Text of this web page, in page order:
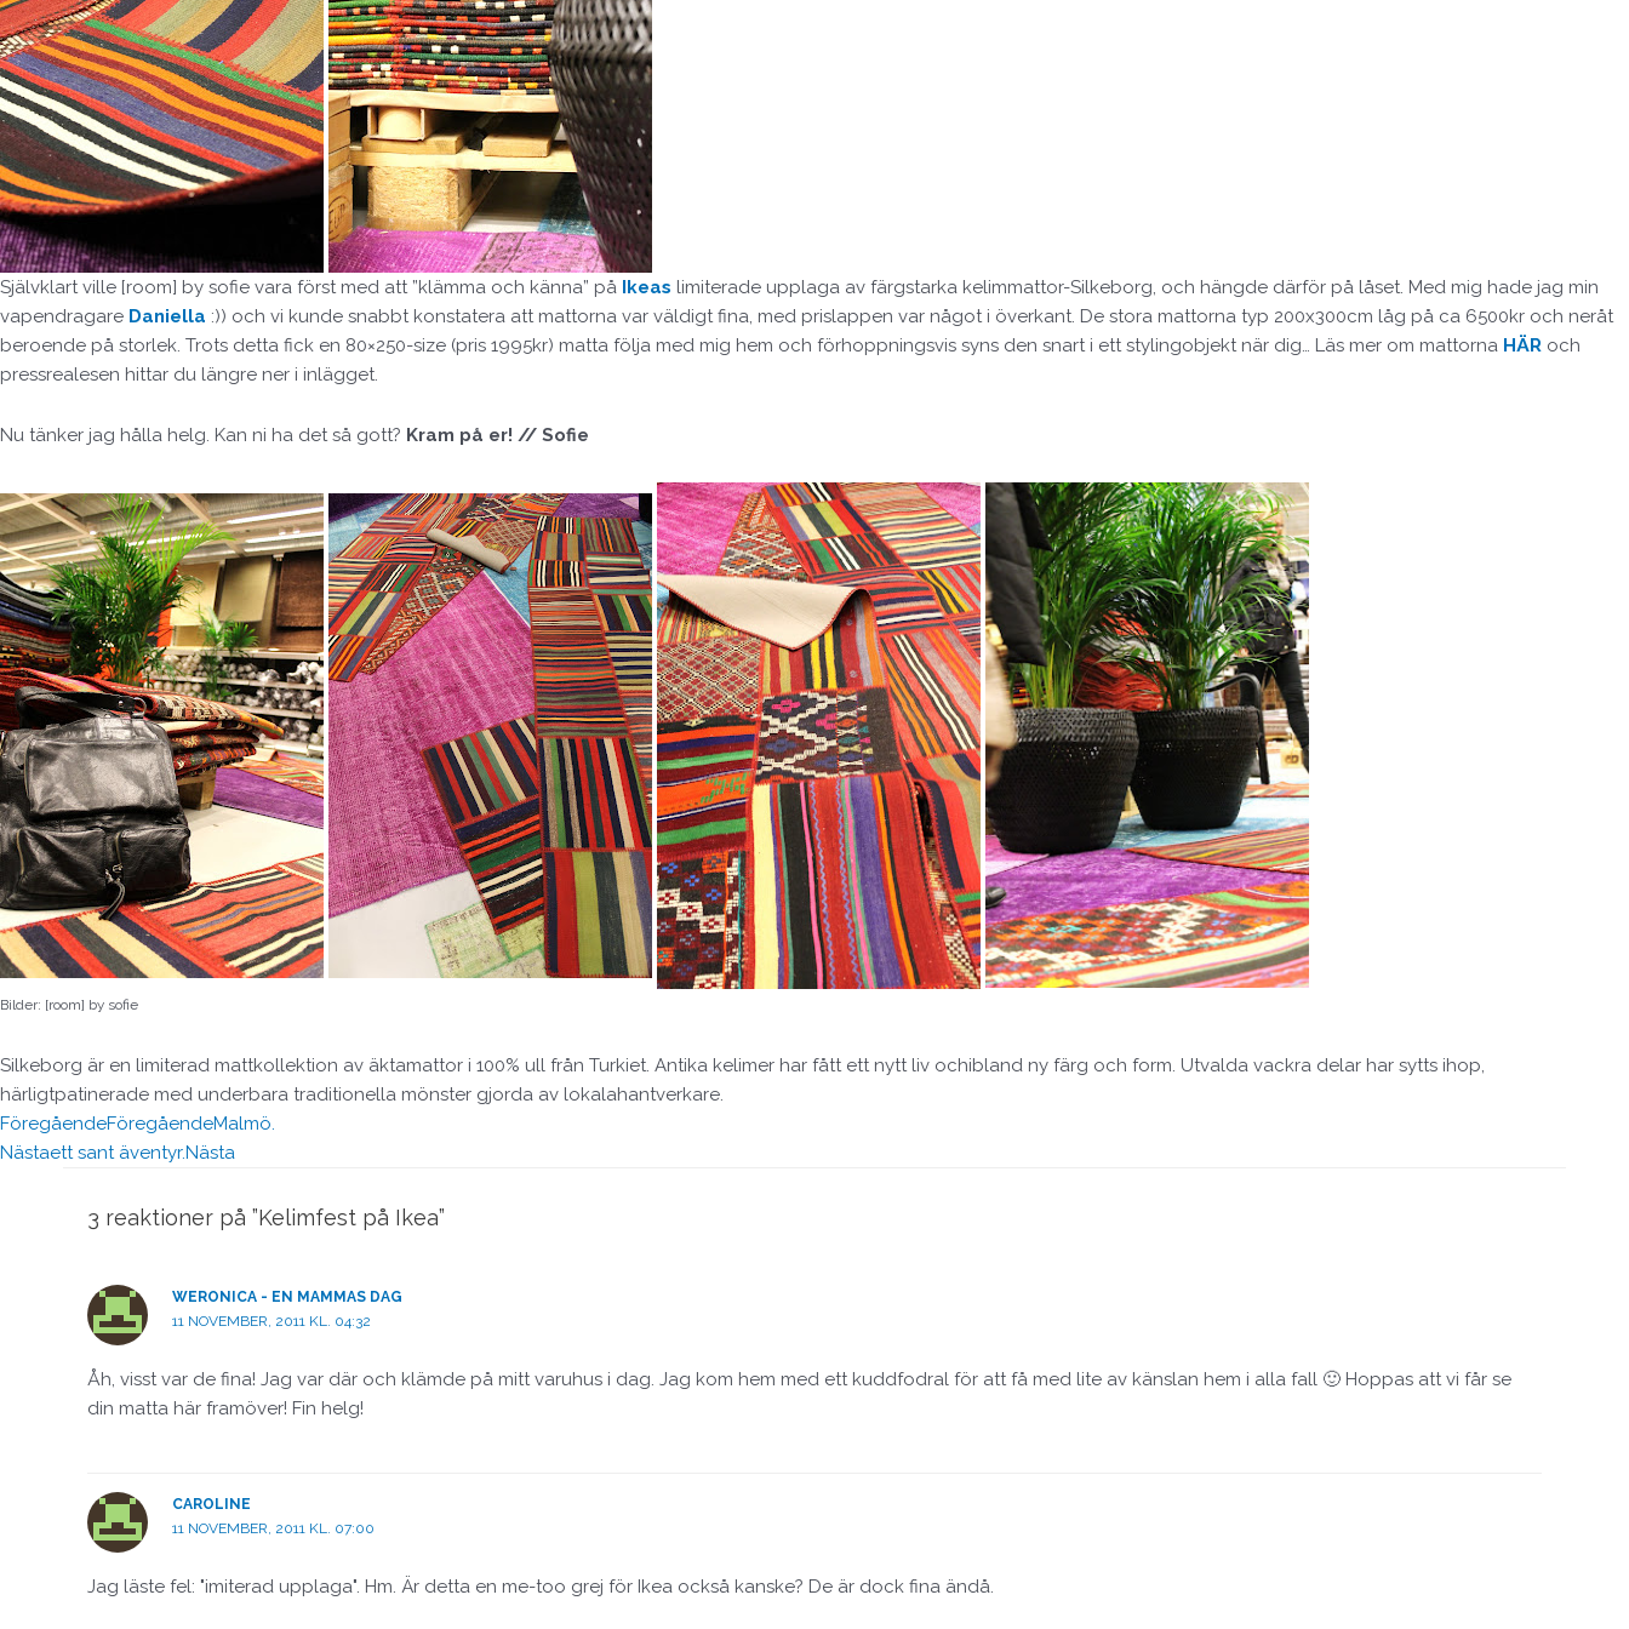
Självklart ville [room] by sofie vara först med att ”klämma och känna” på Ikeas limiterade upplaga av färgstarka kelimmattor-Silkeborg, och hängde därför på låset. Med mig hade jag min
vapendragare Daniella :)) och vi kunde snabbt konstatera att mattorna var väldigt fina, med prislappen var något i överkant. De stora mattorna typ 200x300cm låg på ca 6500kr och neråt
beroende på storlek. Trots detta fick en 80×250-size (pris 1995kr) matta följa med mig hem och förhoppningsvis syns den snart i ett stylingobjekt när dig… Läs mer om mattorna HÄR och
pressrealesen hittar du längre ner i inlägget.
Nu tänker jag hålla helg. Kan ni ha det så gott? Kram på er! // Sofie
Bilder: [room] by sofie
Silkeborg är en limiterad mattkollektion av äktamattor i 100% ull från Turkiet. Antika kelimer har fått ett nytt liv ochibland ny färg och form. Utvalda vackra delar har sytts ihop,
härligtpatinerade med underbara traditionella mönster gjorda av lokalahantverkare.
FöregåendeFöregåendeMalmö.
Nästaett sant äventyr.Nästa
3 reaktioner på ”Kelimfest på Ikea”
WERONICA - EN MAMMAS DAG
11 NOVEMBER, 2011 KL. 04:32
Åh, visst var de fina! Jag var där och klämde på mitt varuhus i dag. Jag kom hem med ett kuddfodral för att få med lite av känslan hem i alla fall 🙂 Hoppas att vi får se
din matta här framöver! Fin helg!
CAROLINE
11 NOVEMBER, 2011 KL. 07:00
Jag läste fel: "imiterad upplaga". Hm. Är detta en me-too grej för Ikea också kanske? De är dock fina ändå.